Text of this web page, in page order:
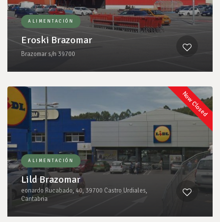
ALIMENTACIÓN
Eroski Brazomar
Brazomar s/n 39700
Now Closed
ALIMENTACIÓN
Lild Brazomar
eonardo Rucabado, 40, 39700 Castro Urdiales,
Cantabria